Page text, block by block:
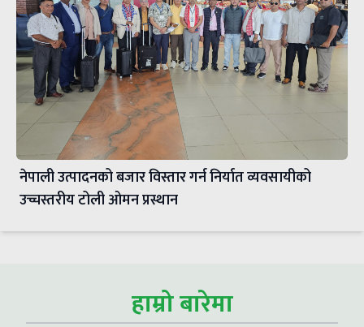
नेपाली उत्पादनको बजार विस्तार गर्न निर्यात व्यवसायीको
उच्चस्तरीय टोली ओमन प्रस्थान
हाम्रो बारेमा